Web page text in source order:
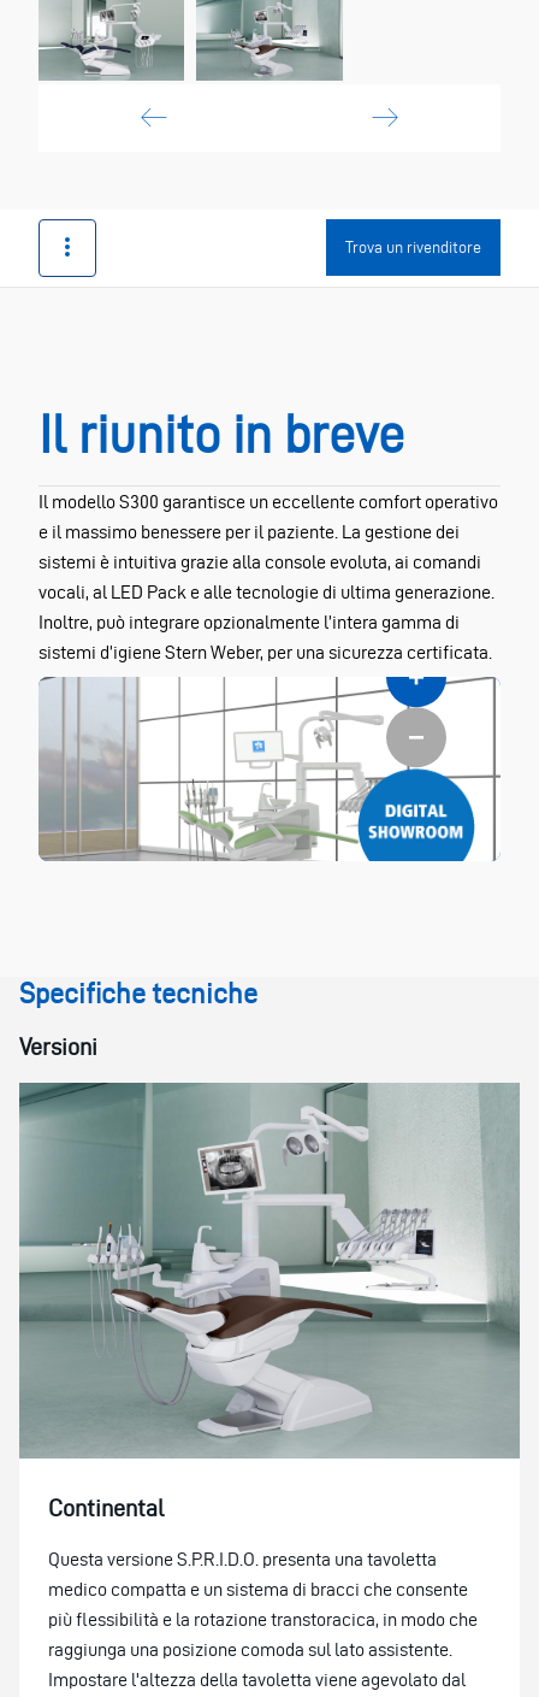
Trova un rivenditore
Il riunito in breve
Il modello S300 garantisce un eccellente comfort operativo
e il massimo benessere per il paziente. La gestione dei
sistemi è intuitiva grazie alla console evoluta, ai comandi
vocali, al LED Pack e alle tecnologie di ultima generazione.
Inoltre, può integrare opzionalmente l’intera gamma di
sistemi d’igiene Stern Weber, per una sicurezza certificata.
Specifiche tecniche
Versioni
Continental
Questa versione S.P.R.I.D.O. presenta una tavoletta
medico compatta e un sistema di bracci che consente
più flessibilità e la rotazione transtoracica, in modo che
raggiunga una posizione comoda sul lato assistente.
Impostare l'altezza della tavoletta viene agevolato dal